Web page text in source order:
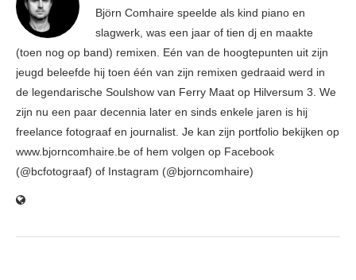
Björn Comhaire speelde als kind piano en
slagwerk, was een jaar of tien dj en maakte
(toen nog op band) remixen. Eén van de hoogtepunten uit zijn
jeugd beleefde hij toen één van zijn remixen gedraaid werd in
de legendarische Soulshow van Ferry Maat op Hilversum 3. We
zijn nu een paar decennia later en sinds enkele jaren is hij
freelance fotograaf en journalist. Je kan zijn portfolio bekijken op
www.bjorncomhaire.be of hem volgen op Facebook
(@bcfotograaf) of Instagram (@bjorncomhaire)